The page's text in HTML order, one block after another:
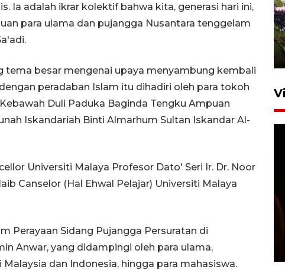
Ia adalah ikrar kolektif bahwa kita, generasi hari ini,
para ulama dan pujangga Nusantara tenggelam
tema besar mengenai upaya menyambung kembali
peradaban Islam itu dihadiri oleh para tokoh
Duli Paduka Baginda Tengku Ampuan
Iskandariah Binti Almarhum Sultan Iskandar Al-
Universiti Malaya Profesor Dato' Seri Ir. Dr. Noor
Canselor (Hal Ehwal Pelajar) Universiti Malaya
Perayaan Sidang Pujangga Persuratan di
Anwar, yang didampingi oleh para ulama,
dan Indonesia, hingga para mahasiswa.
UPACARA HUT KE-78
REPUBLIK INDONESIA DI
Ramadhan
23 Februari 2026 18:20